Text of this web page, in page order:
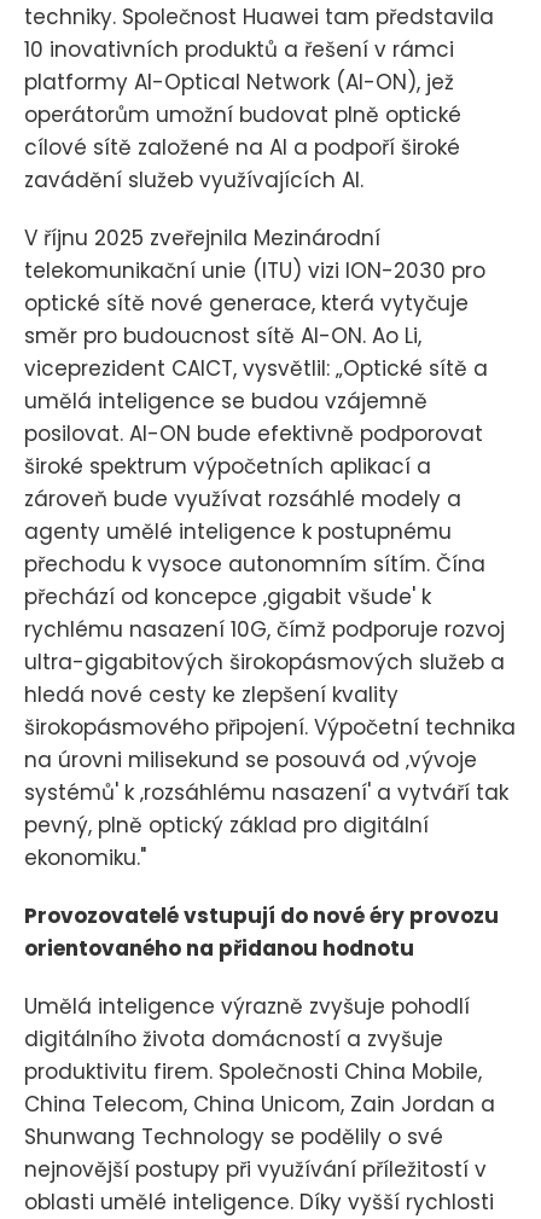
techniky. Společnost Huawei tam představila
10 inovativních produktů a řešení v rámci
platformy AI-Optical Network (AI-ON), jež
operátorům umožní budovat plně optické
cílové sítě založené na AI a podpoří široké
zavádění služeb využívajících AI.
V říjnu 2025 zveřejnila Mezinárodní
telekomunikační unie (ITU) vizi ION-2030 pro
optické sítě nové generace, která vytyčuje
směr pro budoucnost sítě AI-ON. Ao Li,
viceprezident CAICT, vysvětlil: „Optické sítě a
umělá inteligence se budou vzájemně
posilovat. AI-ON bude efektivně podporovat
široké spektrum výpočetních aplikací a
zároveň bude využívat rozsáhlé modely a
agenty umělé inteligence k postupnému
přechodu k vysoce autonomním sítím. Čína
přechází od koncepce ‚gigabit všude' k
rychlému nasazení 10G, čímž podporuje rozvoj
ultra-gigabitových širokopásmových služeb a
hledá nové cesty ke zlepšení kvality
širokopásmového připojení. Výpočetní technika
na úrovni milisekund se posouvá od ‚vývoje
systémů' k ‚rozsáhlému nasazení' a vytváří tak
pevný, plně optický základ pro digitální
ekonomiku."
Provozovatelé vstupují do nové éry provozu
orientovaného na přidanou hodnotu
Umělá inteligence výrazně zvyšuje pohodlí
digitálního života domácností a zvyšuje
produktivitu firem. Společnosti China Mobile,
China Telecom, China Unicom, Zain Jordan a
Shunwang Technology se podělily o své
nejnovější postupy při využívání příležitostí v
oblasti umělé inteligence. Díky vyšší rychlosti